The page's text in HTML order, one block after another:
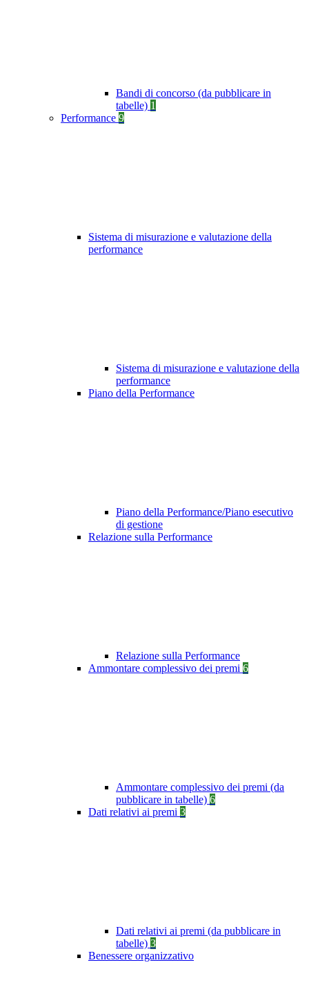
Bandi di concorso (da pubblicare in
tabelle) 1
Performance 9
Sistema di misurazione e valutazione della
performance
Sistema di misurazione e valutazione della
performance
Piano della Performance
Piano della Performance/Piano esecutivo
di gestione
Relazione sulla Performance
Relazione sulla Performance
Ammontare complessivo dei premi 6
Ammontare complessivo dei premi (da
pubblicare in tabelle) 6
Dati relativi ai premi 3
Dati relativi ai premi (da pubblicare in
tabelle) 3
Benessere organizzativo